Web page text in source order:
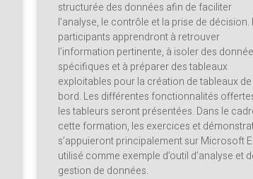
structurée des données afin de faciliter
l’analyse, le contrôle et la prise de décision.
participants apprendront à retrouver
l’information pertinente, à isoler des
spécifiques et à préparer des tableaux
exploitables pour la création de tableaux de
bord. Les différentes fonctionnalités
les tableurs seront présentées. Dans le
cette formation, les exercices et
s’appuieront principalement sur Microsoft
utilisé comme exemple d’outil d’analyse et
gestion de données.